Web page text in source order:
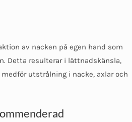
av nacken på egen hand som
Detta resulterar i lättnadskänsla,
utstrålning i nacke, axlar och